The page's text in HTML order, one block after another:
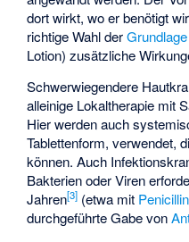
dort wirkt, wo er benötigt
richtige Wahl derGrundlage
Lotion) zusätzliche
Schwerwiegendere
alleinige Lokaltherapie mit
Hier werden auch
Tablettenform, verwendet,
können. Auch
Bakterien oder Viren
Jahren[3] (etwa mit Penicillin
durchgeführte Gabe von